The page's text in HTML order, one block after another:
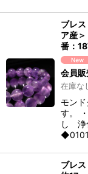
ブレ
ア産
番：
会員
在庫な
モン
す。
し 浄
ブレ